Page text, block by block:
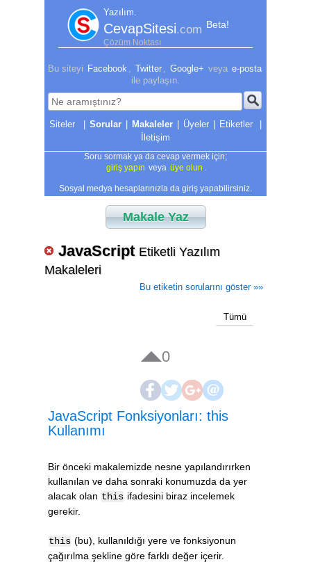
Yazılım.
CevapSitesi.com Beta!
Çözüm Noktası
Bu siteyi Facebook Twitter Google+ veya e-posta
ile paylaşın.
| Sorular | Makaleler | Üyeler | Etiketler
|
İletişim
Soru sormak ya da cevap vermek için;
giriş yapın veya üye olun
Sosyal medya hesaplarınızla da giriş yapabilirsiniz.
Makale Yaz
JavaScript Etiketli Yazılım
Makaleleri
Bu etiketin sorularını göster »»
Tümü
0
JavaScript Fonksiyonları: this
Kullanımı
Bir önceki makalemizde nesne yapılandırırken
kullanılan ve daha sonraki konumuzda da yer
alacak olan this ifadesini biraz incelemek
gerekir.
this (bu), kullanıldığı yere ve fonksiyonun
çağırılma şekline göre farklı değer içerir.